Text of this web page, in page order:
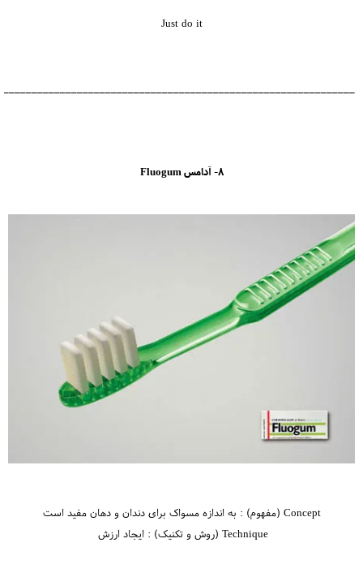
Just do it
8- آدامس Fluogum
Concept (مفهوم) : به اندازه مسواک برای دندان و دهان مفید است
Technique (روش و تکنیک) : ایجاد ارزش